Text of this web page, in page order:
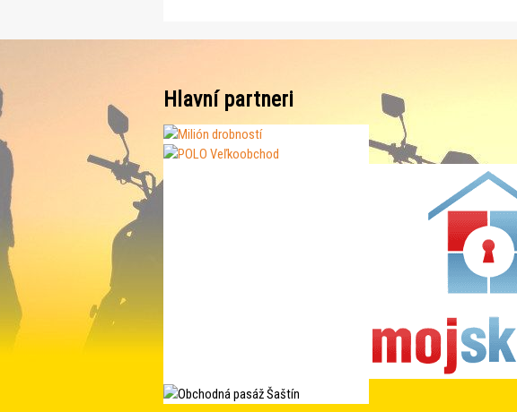
Hlavní partneri